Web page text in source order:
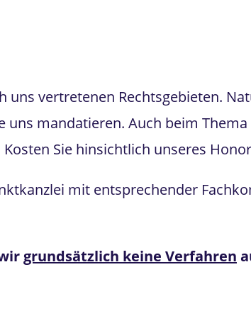
vertretenen Rechtsgebieten.
mandatieren. Auch beim
Sie hinsichtlich unseres
mit entsprechender
grundsätzlich keine Verfahren